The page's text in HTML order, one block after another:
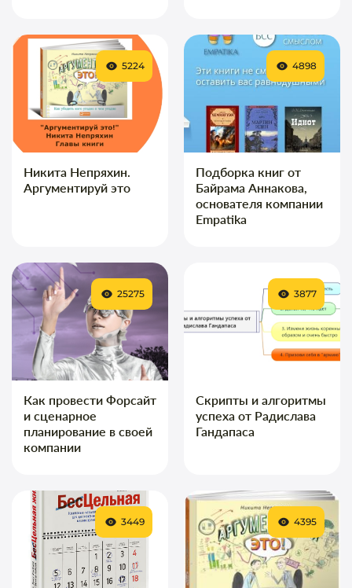
Никита Непряхин.
Аргументируй это
5224
Подборка книг от
Байрама Аннакова,
основателя компании
Empatika
4898
Как провести Форсайт
и сценарное
планирование в своей
компании
25275
Скрипты и алгоритмы
успеха от Радислава
Гандапаса
3877
3449 4395